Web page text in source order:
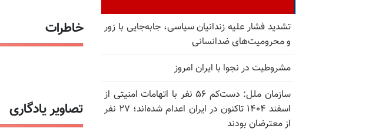
خاطرات
تصاویر یادگاری
تشدید فشار علیه زندانیان سیاسی، جابه‌جایی با زور
و محرومیت‌های ضدانسانی
مشروطیت در نجوا با ایران امروز
سازمان ملل: دست‌کم ۵۶ نفر با اتهامات امنیتی از
اسفند ۱۴۰۴ تاکنون در ایران اعدام شده‌اند؛ ۲۷ نفر
از معترضان بودند